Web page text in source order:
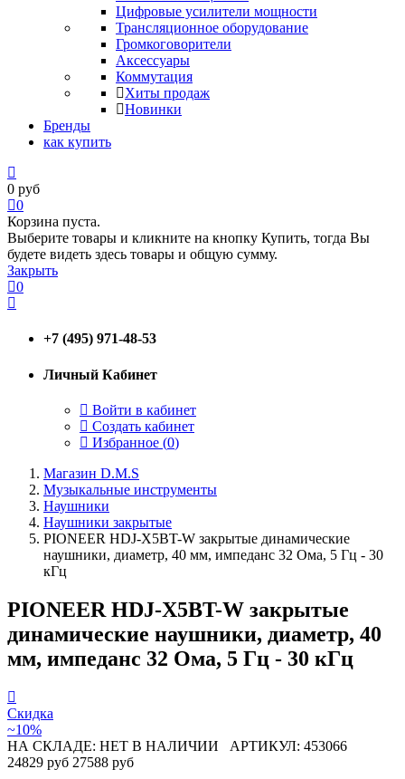
Цифровые усилители мощности
Трансляционное оборудование
Громкоговорители
Аксессуары
Коммутация
Хиты продаж
Новинки
Бренды
как купить
0 руб
0
Корзина пуста.
Выберите товары и кликните на кнопку Купить, тогда Вы
будете видеть здесь товары и общую сумму.
Закрыть
0
+7 (495) 971-48-53
Личный Кабинет
Войти в кабинет
Создать кабинет
Избранное (0)
Магазин D.M.S
Музыкальные инструменты
Наушники
Наушники закрытые
PIONEER HDJ-X5BT-W закрытые динамические
наушники, диаметр, 40 мм, импеданс 32 Ома, 5 Гц - 30
кГц
PIONEER HDJ-X5BT-W закрытые
динамические наушники, диаметр, 40
мм, импеданс 32 Ома, 5 Гц - 30 кГц
Скидка
~10%
НА СКЛАДЕ: НЕТ В НАЛИЧИИ АРТИКУЛ: 453066
24829 руб 27588 руб